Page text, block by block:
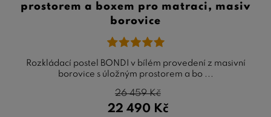
prostorem a boxem pro matraci, masiv
borovice
Rozkládací postel BONDI v bílém provedení z masivní
borovice s úložným prostorem a bo ...
22 490 Kč
26 459Kč